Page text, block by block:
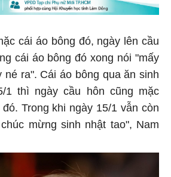
cái áo bông đó, ngày lên cầu
cái áo bông đó xong nói "mấy
né ra". Cái áo bông qua ăn sinh
1 thì ngày cầu hôn cũng mặc
Trong khi ngày 15/1 vẫn còn
mừng sinh nhật tao", Nam